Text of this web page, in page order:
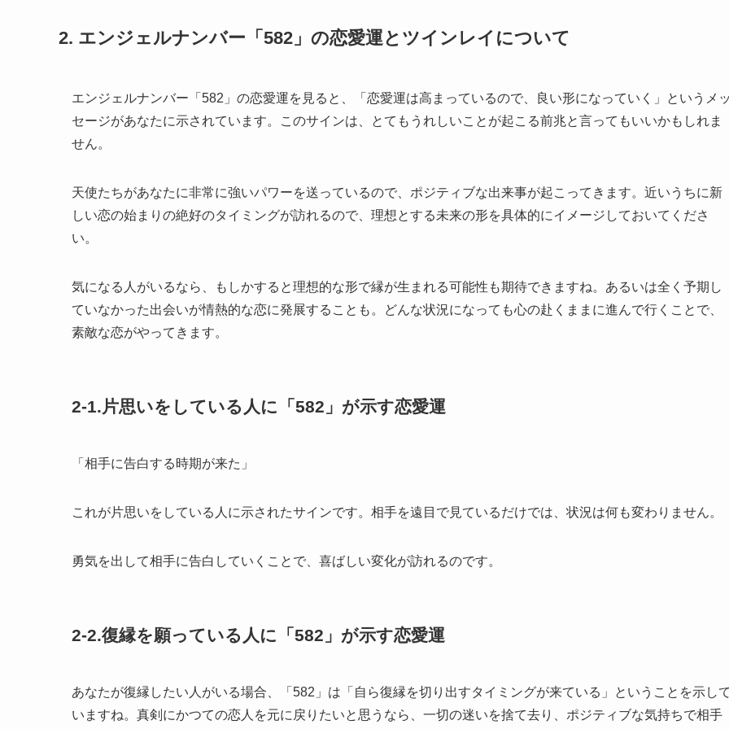
2. エンジェルナンバー「582」の恋愛運とツインレイについて
エンジェルナンバー「582」の恋愛運を見ると、「恋愛運は高まっているので、良い形になっていく」というメ
セージがあなたに示されています。このサインは、とてもうれしいことが起こる前兆と言ってもいいかもしれま
せん。
天使たちがあなたに非常に強いパワーを送っているので、ポジティブな出来事が起こってきます。近いうちに新
しい恋の始まりの絶好のタイミングが訪れるので、理想とする未来の形を具体的にイメージしておいてくださ
い。
気になる人がいるなら、もしかすると理想的な形で縁が生まれる可能性も期待できますね。あるいは全く予期し
ていなかった出会いが情熱的な恋に発展することも。どんな状況になっても心の赴くままに進んで行くことで、
素敵な恋がやってきます。
2-1.片思いをしている人に「582」が示す恋愛運
「相手に告白する時期が来た」
これが片思いをしている人に示されたサインです。相手を遠目で見ているだけでは、状況は何も変わりません。
勇気を出して相手に告白していくことで、喜ばしい変化が訪れるのです。
2-2.復縁を願っている人に「582」が示す恋愛運
あなたが復縁したい人がいる場合、「582」は「自ら復縁を切り出すタイミングが来ている」ということを示し
いますね。真剣にかつての恋人を元に戻りたいと思うなら、一切の迷いを捨て去り、ポジティブな気持ちで相手